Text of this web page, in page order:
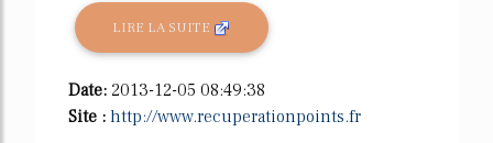
LIRE LA SUITE
Date: 2013-12-05 08:49:38
Site : http://www.recuperationpoints.fr